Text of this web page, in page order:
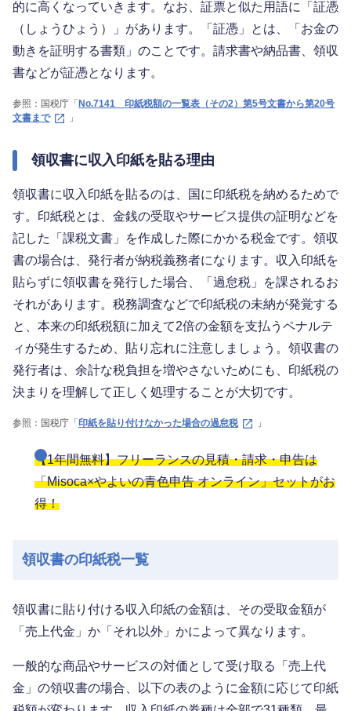
的に高くなっていきます。なお、証票と似た用語に「証憑
（しょうひょう）」があります。「証憑」とは、「お金の
動きを証明する書類」のことです。請求書や納品書、領収
書などが証憑となります。
参照：国税庁「 No.7141 印紙税額の一覧表（その2）第5号文書から第20号
文書まで
」
領収書に収入印紙を貼る理由
領収書に収入印紙を貼るのは、国に印紙税を納めるためで
す。印紙税とは、金銭の受取やサービス提供の証明などを
記した「課税文書」を作成した際にかかる税金です。領収
書の場合は、発行者が納税義務者になります。収入印紙を
貼らずに領収書を発行した場合、「過怠税」を課されるお
それがあります。税務調査などで印紙税の未納が発覚する
と、本来の印紙税額に加えて2倍の金額を支払うペナルテ
ィが発生するため、貼り忘れに注意しましょう。領収書の
発行者は、余計な税負担を増やさないためにも、印紙税の
決まりを理解して正しく処理することが大切です。
参照：国税庁「 印紙を貼り付けなかった場合の過怠税 」
【1年間無料】フリーランスの見積・請求・申告は
「Misoca×やよいの青色申告 オンライン」セットがお
得！
領収書の印紙税一覧
領収書に貼り付ける収入印紙の金額は、その受取金額が
「売上代金」か「それ以外」かによって異なります。
一般的な商品やサービスの対価として受け取る「売上代
金」の領収書の場合、以下の表のように金額に応じて印紙